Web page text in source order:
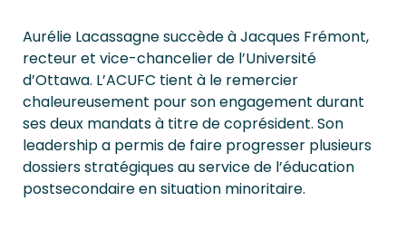
Aurélie Lacassagne succède à Jacques Frémont,
recteur et vice-chancelier de l’Université
d’Ottawa. L’ACUFC tient à le remercier
chaleureusement pour son engagement durant
ses deux mandats à titre de coprésident. Son
leadership a permis de faire progresser plusieurs
dossiers stratégiques au service de l’éducation
postsecondaire en situation minoritaire.